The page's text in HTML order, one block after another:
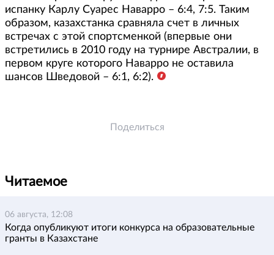
испанку Карлу Суарес Наварро – 6:4, 7:5. Таким
образом, казахстанка сравняла счет в личных
встречах с этой спортсменкой (впервые они
встретились в 2010 году на турнире Австралии, в
первом круге которого Наварро не оставила
шансов Шведовой – 6:1, 6:2).
Поделиться
Читаемое
06 августа, 12:08
Когда опубликуют итоги конкурса на образовательные
гранты в Казахстане